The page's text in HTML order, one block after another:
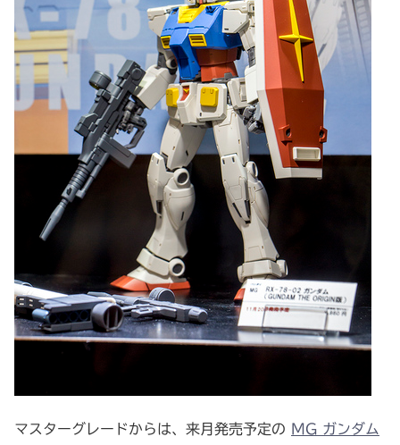
マスターグレードからは、来月発売予定の
MG ガンダム